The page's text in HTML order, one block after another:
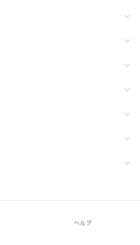
ヘルプ